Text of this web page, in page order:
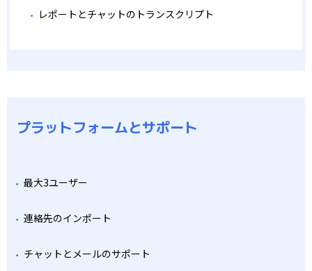
レポートとチャットのトランスクリプト
プラットフォームとサポート
最大3ユーザー
連絡先のインポート
チャットとメールのサポート